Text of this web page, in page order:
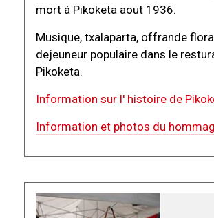
mort á Pikoketa aout 1936.
Musique, txalaparta, offrande
dejeuneur populaire dans le
Pikoketa.
Information sur l' histoire de
Information et photos du